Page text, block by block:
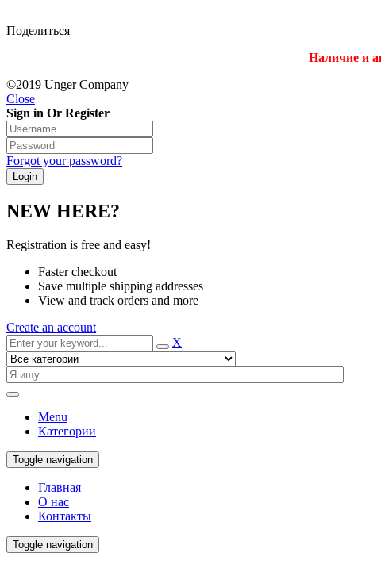
Поделиться
Наличие и
©2019 Unger Company
Close
Sign in Or Register
Forgot your password?
NEW HERE?
Registration is free and easy!
Faster checkout
Save multiple shipping addresses
View and track orders and more
Create an account
X
Menu
Категории
Toggle navigation
Главная
О нас
Контакты
Toggle navigation